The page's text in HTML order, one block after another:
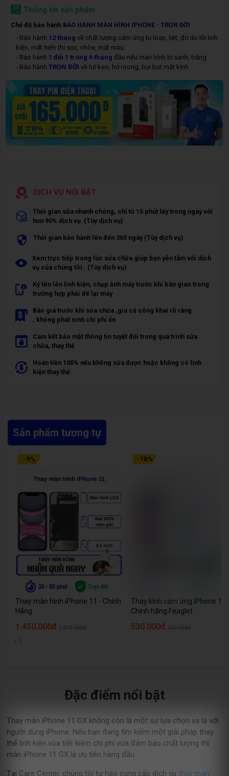
Thông tin sản phẩm
Chế độ bảo hành:BẢO HÀNH MÀN HÌNH IPHONE - TRỌN ĐỜI
- Bảo hành 12 tháng về chất lượng cảm ứng bị loạn, liệt, đơ do lỗi linh
kiện, mất hiển thị sọc, nhòe, mất màu.
- Bảo hành 1 đổi 1 trong 6 tháng đầu nếu màn hình bị xanh, trắng
- Bảo hành TRỌN ĐỜI về hở keo, hở roong, bụi bọt mặt kính
DỊCH VỤ NỔI BẬT
Thời gian sửa nhanh chóng, chỉ từ 15 phút lấy trong ngày với
hơn 90% dịch vụ (Tùy dịch vụ)
Thời gian bảo hành lên đến 365 ngày (Tùy dịch vụ)
Xem trực tiếp trong lúc sửa chữa giúp bạn yên tâm với dịch
vụ của chúng tôi. (Tùy dịch vụ)
Ký tên lên linh kiện, chụp ảnh máy trước khi bàn giao trong
trường hợp phải để lại máy
Báo giá trước khi sửa chữa ,giá cả công khai rõ ràng
, không phát sinh chi phí ẩn
Cam kết bảo mật thông tin tuyệt đối trong quá trình sửa
chữa, thay thế
Hoàn tiền 100% nếu không sửa được hoặc không có linh
kiện thay thế
Sản phẩm tương tự
- 9%
Thay màn hình iPhone 11 - Chính
Hãng
1.450.000đ
★ 5
- 18%
Thay kính cảm ứng iPhone 11
Chính hãng Feaglet
530.000đ
Đặc điểm nổi bật
Thay màn iPhone 11 GX không còn là một sự lựa chọn xa lạ với
người dùng iPhone. Nếu bạn đang tìm kiếm một giải pháp thay
thế linh kiện vừa tiết kiệm chi phí vừa đảm bảo chất lượng thì
màn iPhone 11 GX là ưu tiên hàng đầu.
Tại Care Center, chúng tôi tự hào cung cấp dịch vụ thay màn